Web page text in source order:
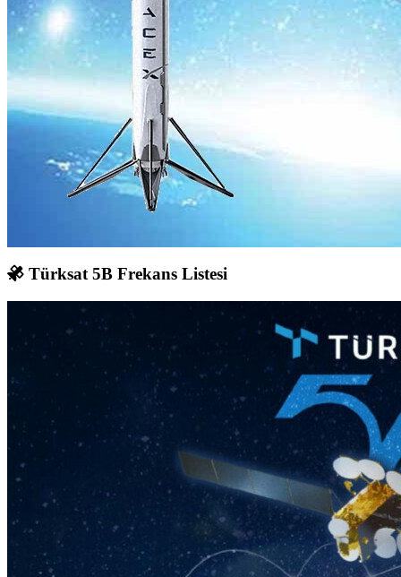
Türksat 5B Frekans Listesi